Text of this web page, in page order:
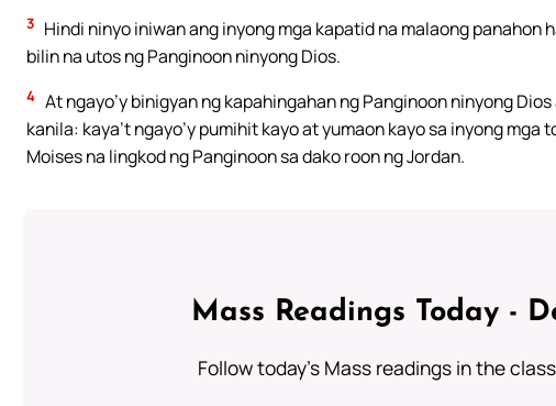
3 Hindi ninyo iniwan ang inyong mga kapatid na malaong
bilin na utos ng Panginoon ninyong Dios.
4 At ngayo’y binigyan ng kapahingahan ng Panginoon ninyong
kanila: kaya’t ngayo’y pumihit kayo at yumaon kayo sa inyong
Moises na lingkod ng Panginoon sa dako roon ng Jordan.
Mass Readings Today -
Follow today's Mass readings in the